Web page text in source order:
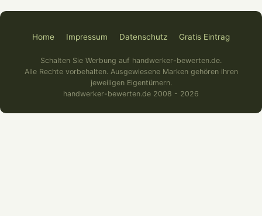
Home Impressum Datenschutz Gratis Eintrag
Schalten Sie Werbung auf handwerker-bewerten.de.
Alle Rechte vorbehalten. Ausgewiesene Marken gehören ihren
jeweiligen Eigentümern.
handwerker-bewerten.de 2008 - 2026